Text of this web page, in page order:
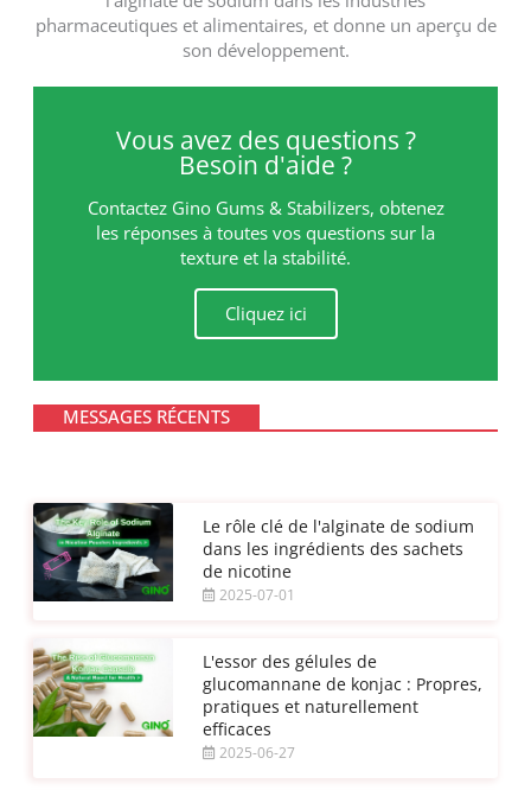
pharmaceutiques et alimentaires, et donne un aperçu de
son développement.
Vous avez des questions ?
Besoin d'aide ?
Contactez Gino Gums & Stabilizers, obtenez
les réponses à toutes vos questions sur la
texture et la stabilité.
Cliquez ici
MESSAGES RÉCENTS
Le rôle clé de l'alginate de sodium
dans les ingrédients des sachets
de nicotine
2025-07-01
L'essor des gélules de
glucomannane de konjac : Propres,
pratiques et naturellement
efficaces
2025-06-27